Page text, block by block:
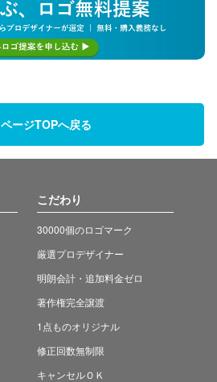
ページTOPへ戻る
こだわり
30000個のロゴマーク
厳選プロデザイナー
明朗会計・追加料金ゼロ
著作権完全譲渡
1点ものオリジナル
修正回数無制限
キャンセルＯＫ